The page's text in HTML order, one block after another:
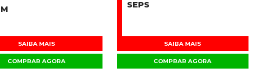
SAIBA MAIS
COMPRAR AGORA
SEPS
SAIBA MAIS
COMPRAR AGORA